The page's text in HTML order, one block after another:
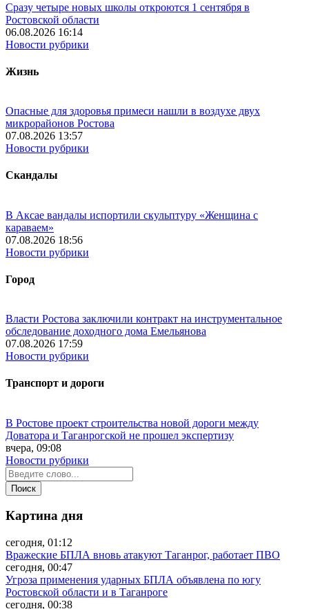
Сразу четыре новых школы откроются 1 сентября в
Ростовской области
06.08.2026 16:14
Новости рубрики
Жизнь
Опасные для здоровья примеси нашли в воздухе двух
микрорайонов Ростова
07.08.2026 13:57
Новости рубрики
Скандалы
В Аксае вандалы испортили скульптуру «Женщина с
караваем»
07.08.2026 18:56
Новости рубрики
Город
Власти Ростова заключили контракт на инструментальное
обследование доходного дома Емельянова
07.08.2026 17:59
Новости рубрики
Транспорт и дороги
В Ростове проект строительства новой дороги между
Доватора и Таганрогской не прошел экспертизу
вчера, 09:08
Новости рубрики
Картина дня
сегодня, 01:12
Вражеские БПЛА вновь атакуют Таганрог, работает ПВО
сегодня, 00:47
Угроза применения ударных БПЛА объявлена по югу
Ростовской области и в Таганроге
сегодня, 00:38